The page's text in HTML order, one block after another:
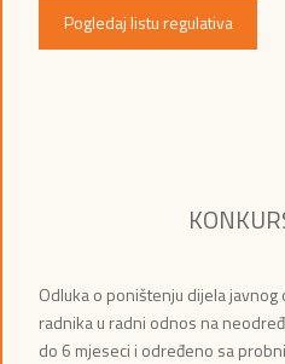
Pogledaj listu regulativa
Odluka o poništenju dijela javnog
radnika u radni odnos na
do 6 mjeseci i određeno sa